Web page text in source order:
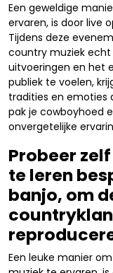
Een geweldige
ervaren, is door live
Tijdens deze
country muziek echt
uitvoeringen en het
publiek te voelen,
tradities en emoties
pak je cowboyhoed
onvergetelijke
Probeer
te leren
banjo, om
Een leuke manier